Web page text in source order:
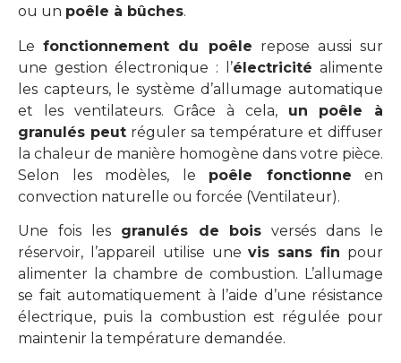
ou un poêle à bûches.
Lefonctionnement du poêle repose aussi sur
une gestion électronique : l’électricité alimente
les capteurs, le système d’allumage automatique
et les ventilateurs. Grâce à cela, un poêle à
granulés peut réguler sa température et diffuser
la chaleur de manière homogène dans votre pièce.
Selon les modèles, le poêle fonctionne en
convection naturelle ou forcée (Ventilateur).
Une fois les granulés de bois versés dans le
réservoir, l’appareil utilise unevis sans fin pour
alimenter la chambre de combustion. L’allumage
se fait automatiquement à l’aide d’une résistance
électrique, puis la combustion est régulée pour
maintenir la température demandée.